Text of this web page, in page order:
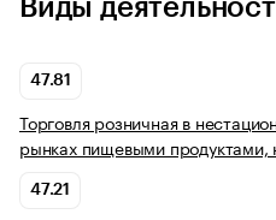
Виды
47.81
Торговля розничная в
рынках пищевыми продуктами,
47.21